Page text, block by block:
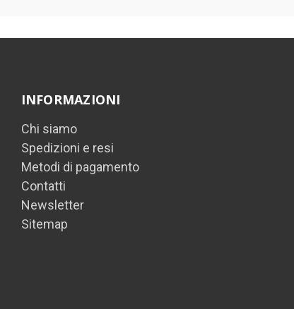
INFORMAZIONI
Chi siamo
Spedizioni e resi
Metodi di pagamento
Contatti
Newsletter
Sitemap